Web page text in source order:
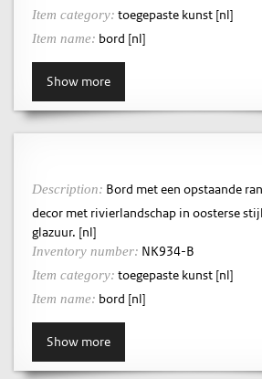
Item category: toegepaste kunst [nl]
Item name: bord [nl]
Show more
Description: Bord met een opstaande
decor met rivierlandschap in oosterse
glazuur. [nl]
Inventory number: NK934-B
Item category: toegepaste kunst [nl]
Item name: bord [nl]
Show more